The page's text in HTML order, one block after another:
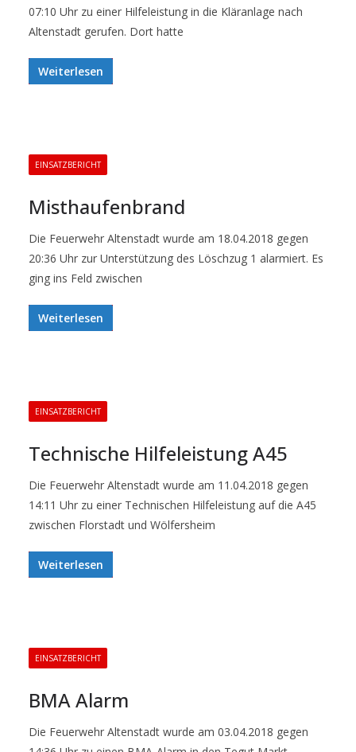
07:10 Uhr zu einer Hilfeleistung in die Kläranlage nach
Altenstadt gerufen. Dort hatte
Weiterlesen
EINSATZBERICHT
Misthaufenbrand
Die Feuerwehr Altenstadt wurde am 18.04.2018 gegen
20:36 Uhr zur Unterstützung des Löschzug 1 alarmiert. Es
ging ins Feld zwischen
Weiterlesen
EINSATZBERICHT
Technische Hilfeleistung A45
Die Feuerwehr Altenstadt wurde am 11.04.2018 gegen
14:11 Uhr zu einer Technischen Hilfeleistung auf die A45
zwischen Florstadt und Wölfersheim
Weiterlesen
EINSATZBERICHT
BMA Alarm
Die Feuerwehr Altenstadt wurde am 03.04.2018 gegen